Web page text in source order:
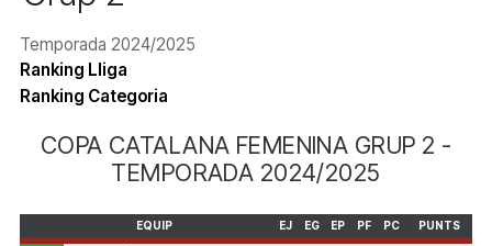
Temporada 2024/2025
Ranking Lliga
Ranking Categoria
COPA CATALANA FEMENINA GRUP 2 -
TEMPORADA 2024/2025
EQUIP EJ EG EP PF PC PUNTS